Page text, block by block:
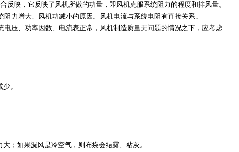
反映，它反映了风机所做的功量，即风机克服系统阻力的程度和排风量。
力增大、风机功减小的原因。风机电流与系统电阻有直接关系。
压、功率因数、电流表正常，风机制造质量无问题的情况之下，应考虑
。
；如果漏风是冷空气，则布袋会结露、粘灰。